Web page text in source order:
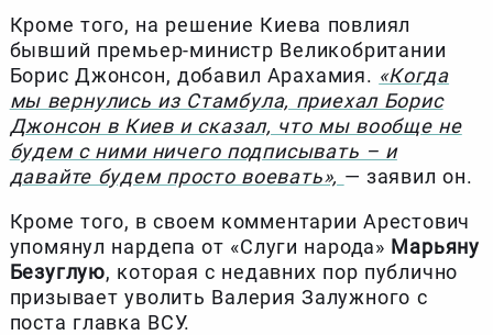
Кроме того, на решение Киева повлиял
бывший премьер-министр Великобритании
Борис Джонсон, добавил Арахамия. «Когда
мы вернулись из Стамбула, приехал Борис
Джонсон в Киев и сказал, что мы вообще не
будем с ними ничего подписывать – и
давайте будем просто воевать», — заявил он.
Кроме того, в своем комментарии Арестович
упомянул нардепа от «Слуги народа» Марьяну
Безуглую, которая с недавних пор публично
призывает уволить Валерия Залужного с
поста главка ВСУ.